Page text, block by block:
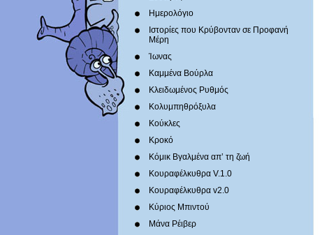
Ημερολόγιο
Ιστορίες που Κρύβονταν σε Προφανή
Μέρη
Ίωνας
Καμμένα Βούρλα
Κλειδωμένος Ρυθμός
Κολυμπηθρόξυλα
Κούκλες
Κροκό
Κόμικ Βγαλμένα απ’ τη ζωή
Κουραφέλκυθρα V.1.0
Κουραφέλκυθρα v2.0
Κύριος Μπιντού
Μάνα Ρέιβερ